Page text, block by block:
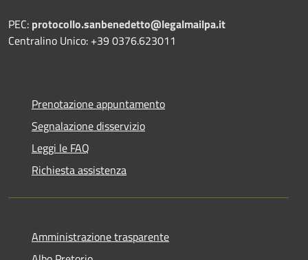
PEC: protocollo.sanbenedetto@legalmailpa.it
Centralino Unico: +39 0376.623011
Prenotazione appuntamento
Segnalazione disservizio
Leggi le FAQ
Richiesta assistenza
Amministrazione trasparente